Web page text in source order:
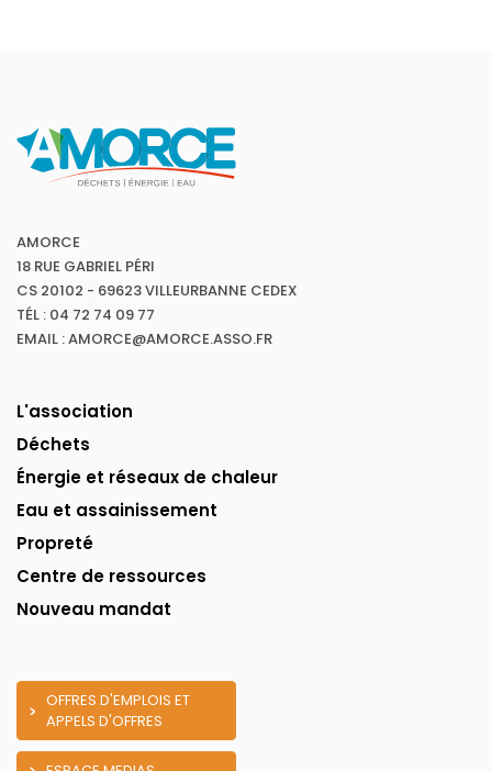
AMORCE
18 RUE GABRIEL PÉRI
CS 20102 - 69623 VILLEURBANNE CEDEX
TÉL : 04 72 74 09 77
EMAIL : AMORCE@AMORCE.ASSO.FR
L'association
Déchets
Énergie et réseaux de chaleur
Eau et assainissement
Propreté
Centre de ressources
Nouveau mandat
OFFRES D'EMPLOIS ET
APPELS D'OFFRES